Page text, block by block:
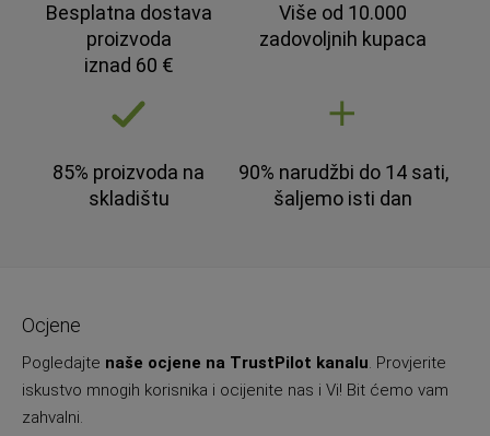
Besplatna dostava
proizvoda
iznad 60 €
Više od 10.000
zadovoljnih kupaca
85% proizvoda na
skladištu
90% narudžbi do 14 sati,
šaljemo isti dan
Ocjene
Pogledajte naše ocjene na TrustPilot kanalu. Provjerite
iskustvo mnogih korisnika i ocijenite nas i Vi! Bit ćemo vam
zahvalni.